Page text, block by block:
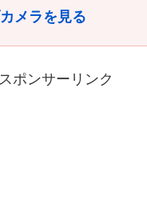
メラを見る
スポンサーリンク